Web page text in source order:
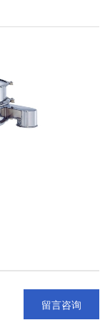
留言咨询